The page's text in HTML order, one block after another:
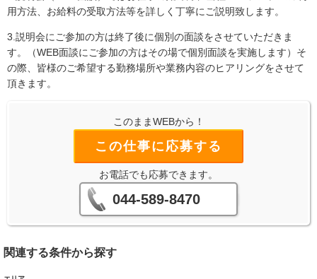
用方法、お給料の受取方法等を詳しく丁寧にご説明致します。
3.説明会にご参加の方は終了後に個別の面談をさせていただきま
す。（WEB面談にご参加の方はその場で個別面談を実施します）そ
の際、皆様のご希望する勤務場所や業務内容のヒアリングをさせて
頂きます。
このままWEBから！
この仕事に応募する
お電話でも応募できます。
044-589-8470
関連する条件から探す